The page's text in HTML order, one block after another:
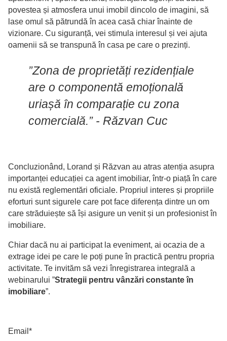
povestea și atmosfera unui imobil dincolo de imagini, să
lase omul să pătrundă în acea casă chiar înainte de
vizionare. Cu siguranță, vei stimula interesul și vei ajuta
oamenii să se transpună în casa pe care o prezinți.
”Zona de proprietăți rezidențiale
are o componentă emoțională
uriașă în comparație cu zona
comercială.” - Răzvan Cuc
Concluzionând, Lorand și Răzvan au atras atenția asupra
importanței educației ca agent imobiliar, într-o piață în care
nu există reglementări oficiale. Propriul interes și propriile
eforturi sunt sigurele care pot face diferența dintre un om
care străduiește să își asigure un venit și un profesionist în
imobiliare.
Chiar dacă nu ai participat la eveniment, ai ocazia de a
extrage idei pe care le poți pune în practică pentru propria
activitate. Te invităm să vezi înregistrarea integrală a
webinarului ”Strategii pentru vânzări constante în
imobiliare”.
Email *